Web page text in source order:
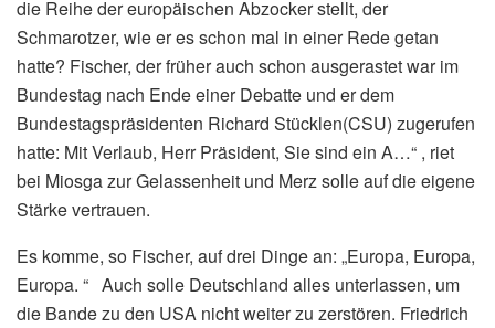
die Reihe der europäischen Abzocker stellt, der
Schmarotzer, wie er es schon mal in einer Rede getan
hatte? Fischer, der früher auch schon ausgerastet war im
Bundestag nach Ende einer Debatte und er dem
Bundestagspräsidenten Richard Stücklen(CSU) zugerufen
hatte: Mit Verlaub, Herr Präsident, Sie sind ein A…“ , riet
bei Miosga zur Gelassenheit und Merz solle auf die eigene
Stärke vertrauen.
Es komme, so Fischer, auf drei Dinge an: „Europa, Europa,
Europa. “ Auch solle Deutschland alles unterlassen, um
die Bande zu den USA nicht weiter zu zerstören. Friedrich